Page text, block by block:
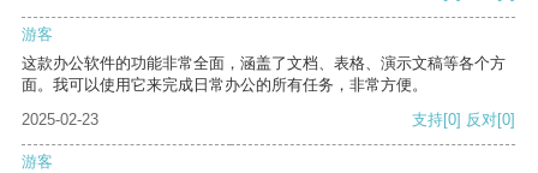
游客
这款办公软件的功能非常全面，涵盖了文档、表格、演示文稿等各个方
面。我可以使用它来完成日常办公的所有任务，非常方便。
2025-02-23
支持[0] 反对[0]
游客